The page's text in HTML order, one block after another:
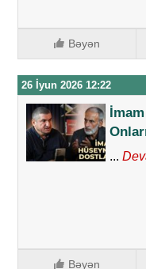
Bəyən
26 İyun 2026 12:22
...
Bəyən